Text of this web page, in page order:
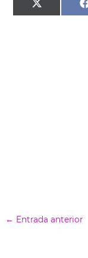
Compartir
X
(
← Entrada anterior